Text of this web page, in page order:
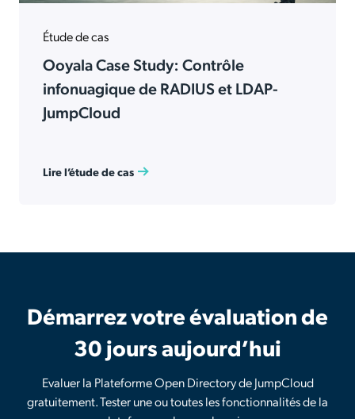
Étude de cas
Ooyala Case Study: Contrôle
infonuagique de RADIUS et LDAP-
JumpCloud
Lire l’étude de cas
Démarrez votre évaluation de
30 jours aujourd’hui
Evaluer la Plateforme Open Directory de JumpCloud
gratuitement. Tester une ou toutes les fonctionnalités de la